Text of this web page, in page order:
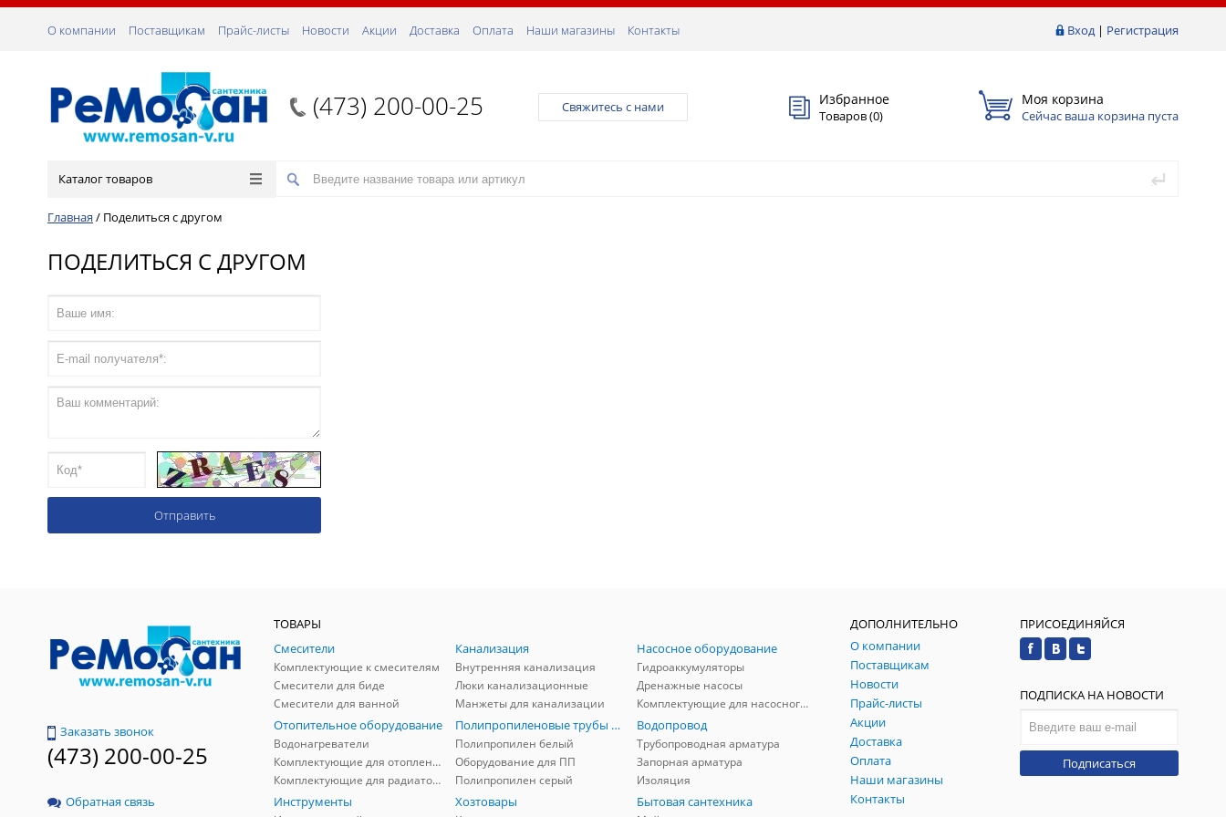
Вход| Регистрация
О компании Поставщикам Прайс-листы Новости Акции Доставка Оплата Наши магазины Контакты
(473) 200-00-25 Свяжитесь с нами Избранное
Товаров (0)
Моя корзина
Сейчас ваша корзина пуста
Каталог товаров
Главная / Поделиться с другом
ПОДЕЛИТЬСЯ С ДРУГОМ
Заказать звонок
(473) 200-00-25
Обратная связь
ТОВАРЫ
Смесители
Комплектующие к смесителям
Смесители для биде
Смесители для ванной
Канализация
Внутренняя канализация
Люки канализационные
Манжеты для канализации
Насосное оборудование
Гидроаккумуляторы
Дренажные насосы
Комплектующие для насосного оборудования
Отопительное оборудование
Водонагреватели
Комплектующие для отопления
Комплектующие для радиаторов
Полипропиленовые трубы и фитинги
Полипропилен белый
Оборудование для ПП
Полипропилен серый
Водопровод
Трубопроводная арматура
Запорная арматура
Изоляция
Инструменты Хозтовары Бытовая сантехника
ДОПОЛНИТЕЛЬНО
О компании
Поставщикам
Новости
Прайс-листы
Акции
Доставка
Оплата
Наши магазины
Контакты
ПРИСОЕДИНЯЙСЯ
ПОДПИСКА НА НОВОСТИ
Подписаться